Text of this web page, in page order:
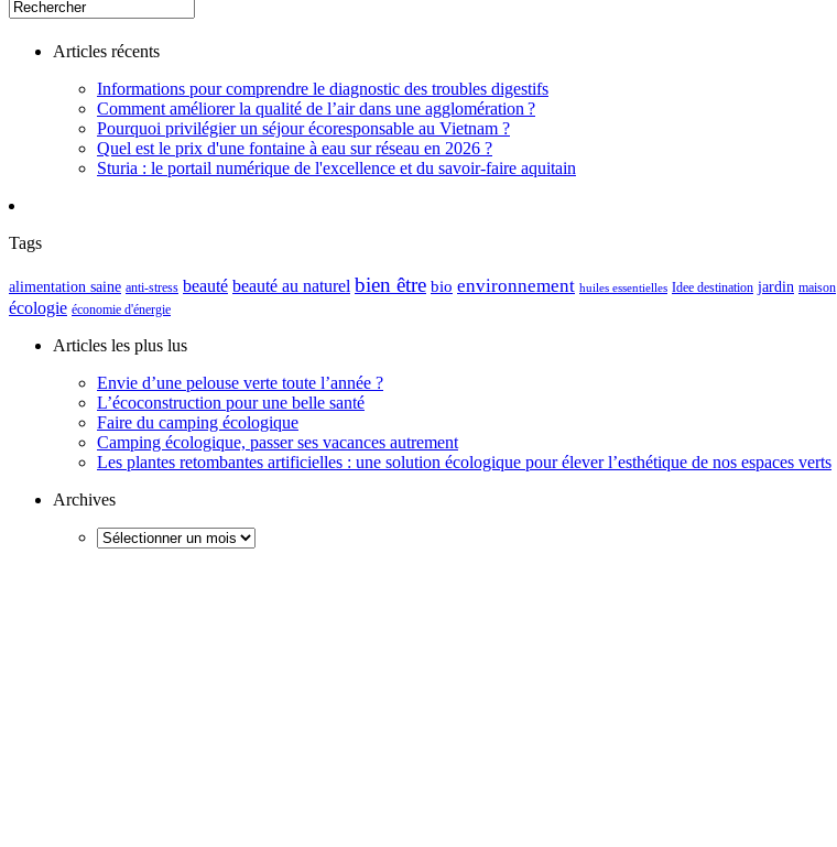
Articles récents
Informations pour comprendre le diagnostic des troubles digestifs
Comment améliorer la qualité de l’air dans une agglomération ?
Pourquoi privilégier un séjour écoresponsable au Vietnam ?
Quel est le prix d'une fontaine à eau sur réseau en 2026 ?
Sturia : le portail numérique de l'excellence et du savoir-faire aquitain
Tags
alimentation saine anti-stress beauté beauté au naturel bien être bio environnement huiles essentielles Idee destination jardin maison
écologie économie d'énergie
Articles les plus lus
Envie d’une pelouse verte toute l’année ?
L’écoconstruction pour une belle santé
Faire du camping écologique
Camping écologique, passer ses vacances autrement
Les plantes retombantes artificielles : une solution écologique pour élever l’esthétique de nos espaces verts
Archives